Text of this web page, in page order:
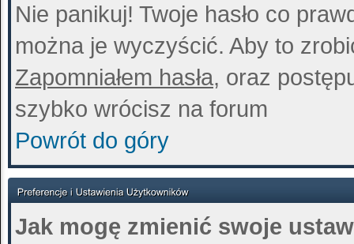
Nie panikuj! Twoje hasło co
można je wyczyścić. Aby to
Zapomniałem hasła, oraz
szybko wrócisz na forum
Powrót do góry
Jak mogę zmienić swoje